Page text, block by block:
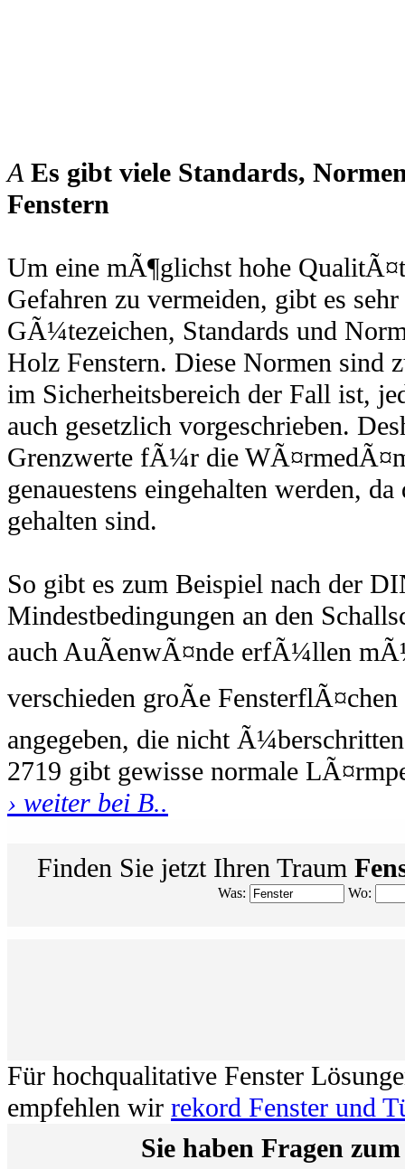
A Es gibt viele Standards,
Fenstern
Um eine mÃ¶glichst hohe
Gefahren zu vermeiden, gibt es
GÃ¼tezeichen, Standards und
Holz Fenstern. Diese Normen sind
im Sicherheitsbereich der Fall ist,
auch gesetzlich vorgeschrieben.
Grenzwerte fÃ¼r die
genauestens eingehalten werden,
gehalten sind.
So gibt es zum Beispiel nach der
Mindestbedingungen an den
auch AuÃenwÃ¤nde erfÃ¼llen
verschieden groÃe
angegeben, die nicht
2719 gibt gewisse normale
› weiter bei B..
Finden Sie jetzt Ihren Traum
Was: Wo:
Für hochqualitative Fenster
empfehlen wir rekord Fenster und
Sie haben Fragen